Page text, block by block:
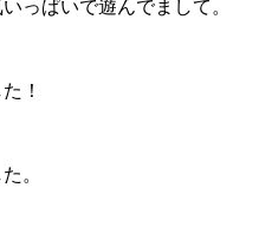
っぱいで遊んでまして。
！
。